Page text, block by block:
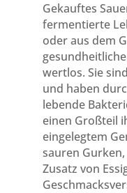
Gekauftes
fermentierte
oder aus dem
wertlos. Sie
und haben
lebende
einen Großteil
eingelegtem
sauren
Zusatz von